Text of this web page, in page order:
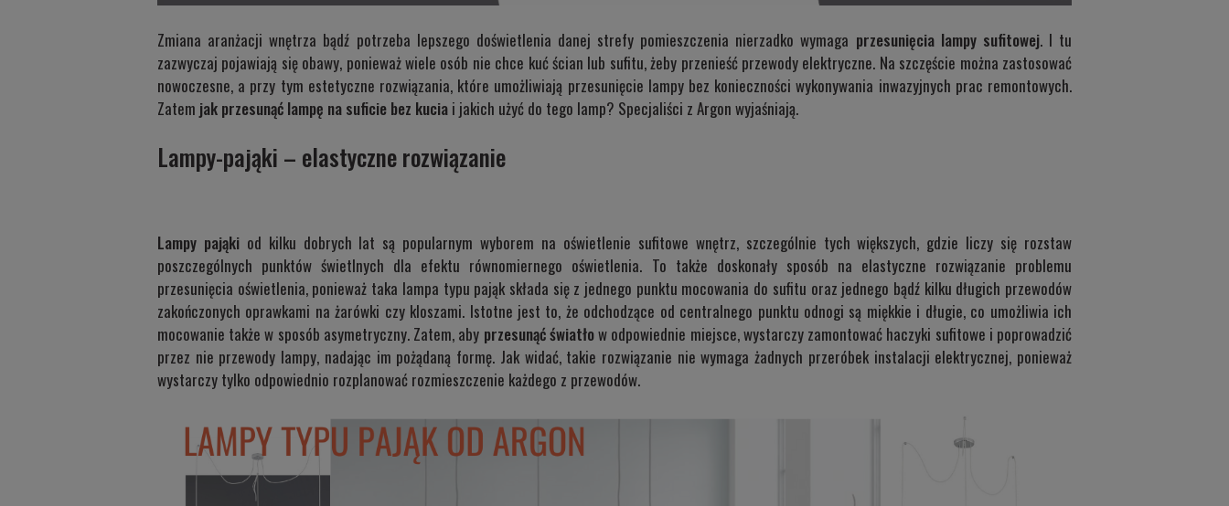
Zmiana aranżacji wnętrza bądź potrzeba lepszego doświetlenia danej strefy pomieszczenia nierzadko wymaga przesunięcia lampy sufitowej. I tu
zazwyczaj pojawiają się obawy, ponieważ wiele osób nie chce kuć ścian lub sufitu, żeby przenieść przewody elektryczne. Na szczęście można zastosować
nowoczesne, a przy tym estetyczne rozwiązania, które umożliwiają przesunięcie lampy bez konieczności wykonywania inwazyjnych prac remontowych.
Zatem jak przesunąć lampę na suficie bez kucia i jakich użyć do tego lamp? Specjaliści z Argon wyjaśniają.
Lampy-pająki – elastyczne rozwiązanie
Lampy pająkiod kilku dobrych lat są popularnym wyborem na oświetlenie sufitowe wnętrz, szczególnie tych większych, gdzie liczy się rozstaw
poszczególnych punktów świetlnych dla efektu równomiernego oświetlenia. To także doskonały sposób na elastyczne rozwiązanie problemu
przesunięcia oświetlenia, ponieważ taka lampa typu pająk składa się z jednego punktu mocowania do sufitu oraz jednego bądź kilku długich przewodów
zakończonych oprawkami na żarówki czy kloszami. Istotne jest to, że odchodzące od centralnego punktu odnogi są miękkie i długie, co umożliwia ich
mocowanie także w sposób asymetryczny. Zatem, aby przesunąć światłow odpowiednie miejsce, wystarczy zamontować haczyki sufitowe i poprowadzić
przez nie przewody lampy, nadając im pożądaną formę. Jak widać, takie rozwiązanie nie wymaga żadnych przeróbek instalacji elektrycznej, ponieważ
wystarczy tylko odpowiednio rozplanować rozmieszczenie każdego z przewodów.